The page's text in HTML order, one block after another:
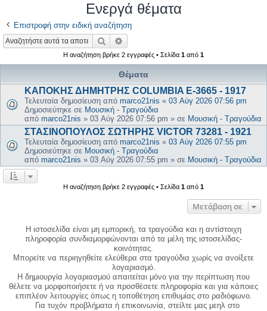
Ενεργά θέματα
Επιστροφή στην ειδική αναζήτηση
Αναζήτηση
Η αναζήτηση βρήκε 2 εγγραφές • Σελίδα 1 από 1
Θέματα
ΚΑΠΟΚΗΣ ΔΗΜΗΤΡΗΣ COLUMBIA E-3665 - 1917
Τελευταία δημοσίευση από marco21nis « 03 Αύγ 2026 07:56 pm
Δημοσιεύτηκε σε Μουσική - Τραγούδια
από marco21nis » 03 Αύγ 2026 07:56 pm » σε Μουσική - Τραγούδια
ΣΤΑΣΙΝΟΠΟΥΛΟΣ ΣΩΤΗΡΗΣ VICTOR 73281 - 1921
Τελευταία δημοσίευση από marco21nis « 03 Αύγ 2026 07:55 pm
Δημοσιεύτηκε σε Μουσική - Τραγούδια
από marco21nis » 03 Αύγ 2026 07:55 pm » σε Μουσική - Τραγούδια
Η αναζήτηση βρήκε 2 εγγραφές • Σελίδα 1 από 1
Μετάβαση σε
Η ιστοσελίδα είναι μη εμπορική, τα τραγούδια και η αντίστοιχη
πληροφορία συνδιαμορφώνονται από τα μέλη της ιστοσελίδας-
κοινότητας.
Μπορείτε να περιηγηθείτε ελεύθερα στα τραγούδια χωρίς να ανοίξετε
λογαριασμό.
Η δημιουργία λογαριασμού απαιτείται μόνο για την περίπτωση που
θέλετε να μορφοποιήσετε ή να προσθέσετε πληροφορία και για κάποιες
επιπλέον λειτουργίες όπως η τοποθέτηση επιθυμίας στο ραδιόφωνο.
Για τυχόν προβλήματα ή επικοινωνία, στείλτε μας μεηλ στο